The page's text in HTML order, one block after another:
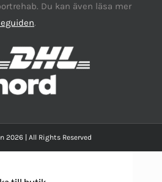
Du kan även läsa mer
.
2026 | All Rights Reserved